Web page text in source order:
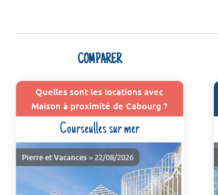
COMPARER
Quelles sont les locations avec
Maison à proximité de Cabourg ?
Courseulles sur mer
Pierre et Vacances> 22/08/2026